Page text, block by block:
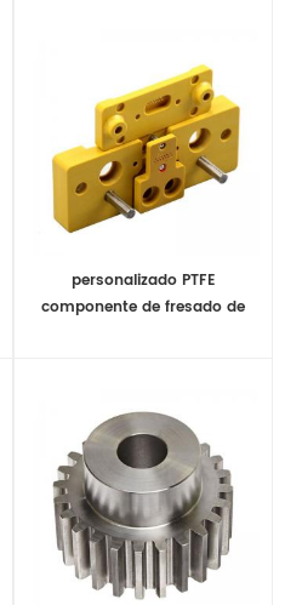
personalizado PTFE
componente de fresado de